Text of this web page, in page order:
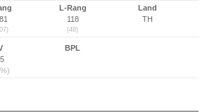
L-Rang
118
(48)
Land
TH
BPL